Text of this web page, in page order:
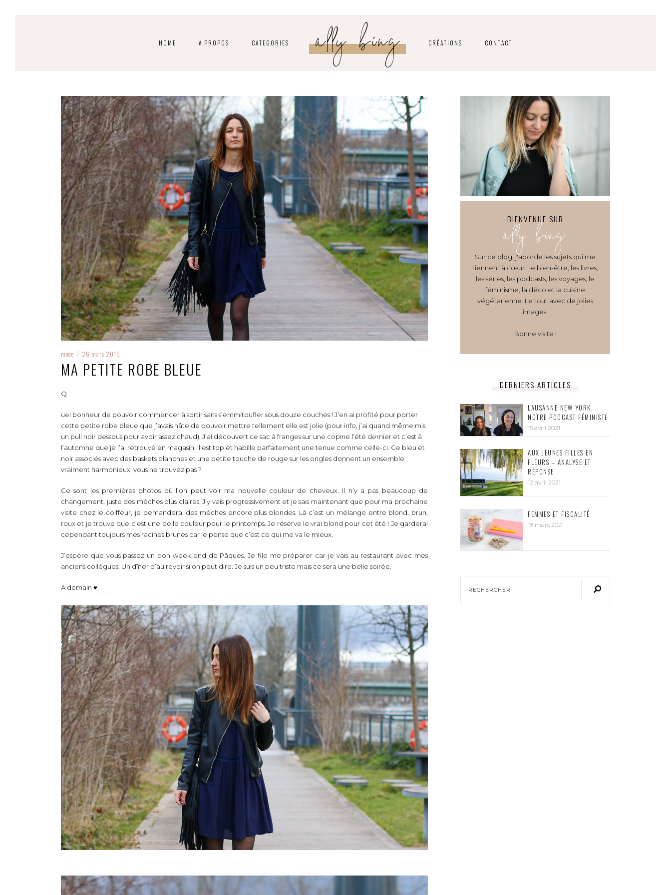
HOME A PROPOS CATEGORIES ally bing CRÉATIONS CONTACT
mode / 26 mars 2016
MA PETITE ROBE BLEUE
Q
uel bonheur de pouvoir commencer à sortir sans s’emmitoufler sous douze couches ! J’en ai profité pour porter
cette petite robe bleue que j’avais hâte de pouvoir mettre tellement elle est jolie (pour info, j’ai quand même mis
un pull noir dessous pour avoir assez chaud). J’ai découvert ce sac à franges sur une copine l’été dernier et c’est à
l’automne que je l’ai retrouvé en magasin. Il est top et habille parfaitement une tenue comme celle-ci. Ce bleu et
noir associés avec des baskets blanches et une petite touche de rouge sur les ongles donnent un ensemble
vraiment harmonieux, vous ne trouvez pas ?
Ce sont les premières photos où l’on peut voir ma nouvelle couleur de cheveux. Il n’y a pas beaucoup de
changement, juste des mèches plus claires. J’y vais progressivement et je sais maintenant que pour ma prochaine
visite chez le coiffeur, je demanderai des mèches encore plus blondes. Là c’est un mélange entre blond, brun,
roux et je trouve que c’est une belle couleur pour le printemps. Je réserve le vrai blond pour cet été ! Je garderai
cependant toujours mes racines brunes car je pense que c’est ce qui me va le mieux.
J’espère que vous passez un bon week-end de Pâques. Je file me préparer car je vais au restaurant avec mes
anciens collègues. Un dîner d’au revoir si on peut dire. Je suis un peu triste mais ce sera une belle soirée.
A demain ♥
BIENVENUE SUR
ally bing
Sur ce blog, j'aborde les sujets qui me
tiennent à cœur : le bien-être, les livres,
les séries, les podcasts, les voyages, le
féminisme, la déco et la cuisine
végétarienne. Le tout avec de jolies
images.
Bonne visite !
DERNIERS ARTICLES
LAUSANNE NEW YORK,
NOTRE PODCAST FÉMINISTE
15 avril 2021
AUX JEUNES FILLES EN
FLEURS – ANALYSE ET
RÉPONSE
12 avril 2021
FEMMES ET FISCALITÉ
18 mars 2021